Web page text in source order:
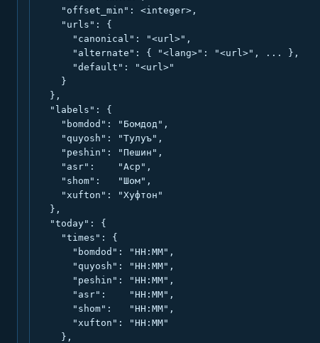
    "offset_min": <integer>,
    "urls": {
      "canonical": "<url>",
      "alternate": { "<lang>": "<url>", ... },
      "default": "<url>"
    }
  },
  "labels": {
    "bomdod": "Бомдод",
    "quyosh": "Тулуъ",
    "peshin": "Пешин",
    "asr":    "Аср",
    "shom":   "Шом",
    "xufton": "Хуфтон"
  },
  "today": {
    "times": {
      "bomdod": "HH:MM",
      "quyosh": "HH:MM",
      "peshin": "HH:MM",
      "asr":    "HH:MM",
      "shom":   "HH:MM",
      "xufton": "HH:MM"
    },